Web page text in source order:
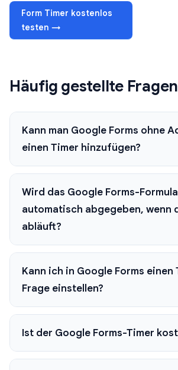
Form Timer kostenlos
testen →
Häufig gestellte Fragen
Kann man Google Forms ohne
einen Timer hinzufügen?
Wird das Google Forms-
automatisch abgegeben, wenn
abläuft?
Kann ich in Google Forms einen
Frage einstellen?
Ist der Google Forms-Timer